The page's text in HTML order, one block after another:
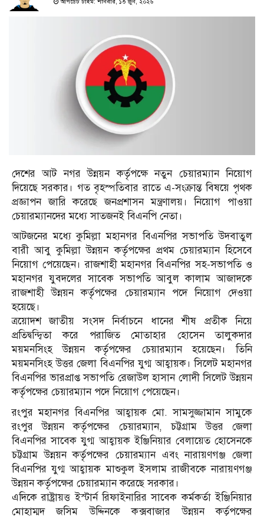
আপডেট টাইম: শনিবার, ১৩ জুন, ২০২৬
দেশের আট নগর উন্নয়ন কর্তৃপক্ষে নতুন চেয়ারম্যান নিয়োগ
দিয়েছে সরকার। গত বৃহস্পতিবার রাতে এ-সংক্রান্ত বিষয়ে পৃথক
প্রজ্ঞাপন জারি করেছে জনপ্রশাসন মন্ত্রণালয়। নিয়োগ পাওয়া
চেয়ারম্যানদের মধ্যে সাতজনই বিএনপি নেতা।
আটজনের মধ্যে কুমিল্লা মহানগর বিএনপির সভাপতি উদবাতুল
বারী আবু কুমিল্লা উন্নয়ন কর্তৃপক্ষের প্রথম চেয়ারম্যান হিসেবে
নিয়োগ পেয়েছেন। রাজশাহী মহানগর বিএনপির সহ-সভাপতি ও
মহানগর যুবদলের সাবেক সভাপতি আবুল কালাম আজাদকে
রাজশাহী উন্নয়ন কর্তৃপক্ষের চেয়ারম্যান পদে নিয়োগ দেওয়া
হয়েছে।
ত্রয়োদশ জাতীয় সংসদ নির্বাচনে ধানের শীষ প্রতীক নিয়ে
প্রতিদ্বন্দ্বিতা করে পরাজিত মোতাহার হোসেন তালুকদার
ময়মনসিংহ উন্নয়ন কর্তৃপক্ষের চেয়ারম্যান হয়েছেন। তিনি
ময়মনসিংহ উত্তর জেলা বিএনপির যুগ্ম আহ্বায়ক। সিলেট মহানগর
বিএনপির ভারপ্রাপ্ত সভাপতি রেজাউল হাসান লোদী সিলেট উন্নয়ন
কর্তৃপক্ষের চেয়ারম্যান পদে নিয়োগ পেয়েছেন।
রংপুর মহানগর বিএনপির আহ্বায়ক মো. সামসুজ্জামান সামুকে
রংপুর উন্নয়ন কর্তৃপক্ষের চেয়ারম্যান, চট্টগ্রাম উত্তর জেলা
বিএনপির সাবেক যুগ্ম আহ্বায়ক ইঞ্জিনিয়ার বেলায়েত হোসেনকে
চট্টগ্রাম উন্নয়ন কর্তৃপক্ষের চেয়ারম্যান এবং নারায়ণগঞ্জ জেলা
বিএনপির যুগ্ম আহ্বায়ক মাশুকুল ইসলাম রাজীবকে নারায়ণগঞ্জ
উন্নয়ন কর্তৃপক্ষের চেয়ারম্যান করেছে সরকার।
এদিকে রাষ্ট্রায়ত্ত ইস্টার্ন রিফাইনারির সাবেক কর্মকর্তা ইঞ্জিনিয়ার
মোহাম্মদ জসিম উদ্দিনকে কক্সবাজার উন্নয়ন কর্তৃপক্ষের